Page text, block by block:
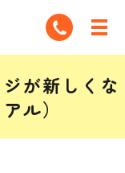
が新しくな
ル）